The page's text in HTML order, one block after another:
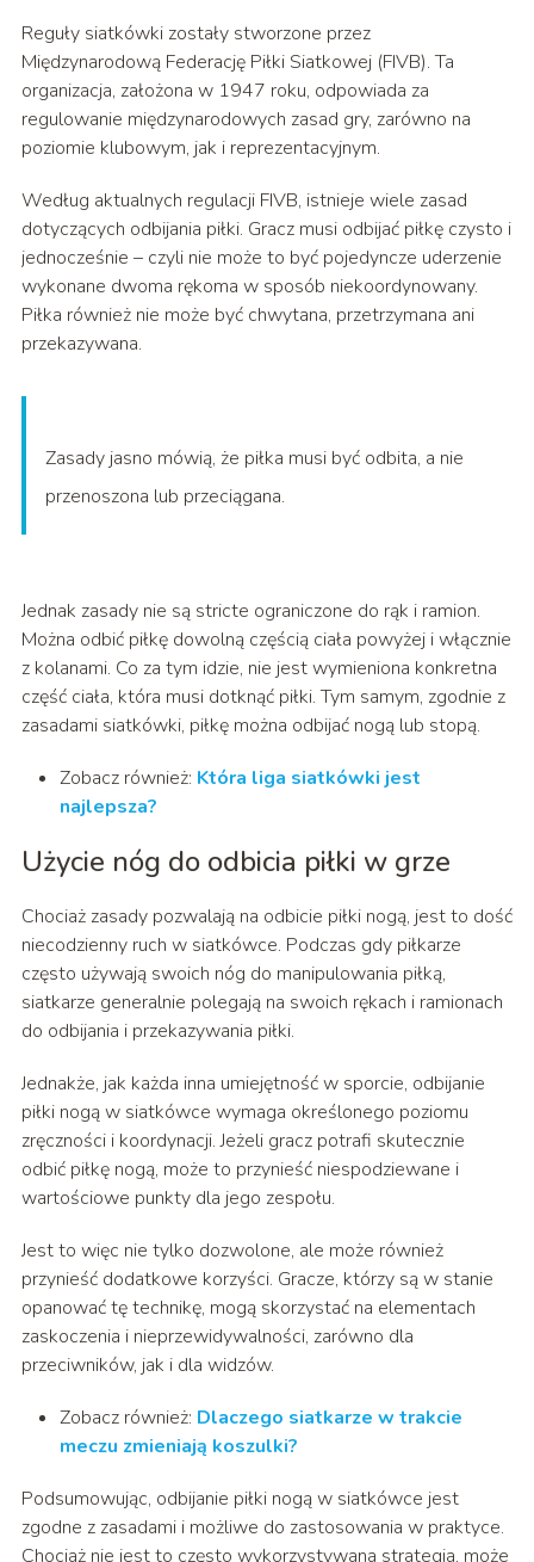
Reguły siatkówki zostały stworzone przez
Międzynarodową Federację Piłki Siatkowej (FIVB). Ta
organizacja, założona w 1947 roku, odpowiada za
regulowanie międzynarodowych zasad gry, zarówno na
poziomie klubowym, jak i reprezentacyjnym.
Według aktualnych regulacji FIVB, istnieje wiele zasad
dotyczących odbijania piłki. Gracz musi odbijać piłkę czysto i
jednocześnie – czyli nie może to być pojedyncze uderzenie
wykonane dwoma rękoma w sposób niekoordynowany.
Piłka również nie może być chwytana, przetrzymana ani
przekazywana.
Zasady jasno mówią, że piłka musi być odbita, a nie
przenoszona lub przeciągana.
Jednak zasady nie są stricte ograniczone do rąk i ramion.
Można odbić piłkę dowolną częścią ciała powyżej i włącznie
z kolanami. Co za tym idzie, nie jest wymieniona konkretna
część ciała, która musi dotknąć piłki. Tym samym, zgodnie z
zasadami siatkówki, piłkę można odbijać nogą lub stopą.
Zobacz również: Która liga siatkówki jest
najlepsza?
Użycie nóg do odbicia piłki w grze
Chociaż zasady pozwalają na odbicie piłki nogą, jest to dość
niecodzienny ruch w siatkówce. Podczas gdy piłkarze
często używają swoich nóg do manipulowania piłką,
siatkarze generalnie polegają na swoich rękach i ramionach
do odbijania i przekazywania piłki.
Jednakże, jak każda inna umiejętność w sporcie, odbijanie
piłki nogą w siatkówce wymaga określonego poziomu
zręczności i koordynacji. Jeżeli gracz potrafi skutecznie
odbić piłkę nogą, może to przynieść niespodziewane i
wartościowe punkty dla jego zespołu.
Jest to więc nie tylko dozwolone, ale może również
przynieść dodatkowe korzyści. Gracze, którzy są w stanie
opanować tę technikę, mogą skorzystać na elementach
zaskoczenia i nieprzewidywalności, zarówno dla
przeciwników, jak i dla widzów.
Zobacz również: Dlaczego siatkarze w trakcie
meczu zmieniają koszulki?
Podsumowując, odbijanie piłki nogą w siatkówce jest
zgodne z zasadami i możliwe do zastosowania w praktyce.
Chociaż nie jest to często wykorzystywana strategia, może